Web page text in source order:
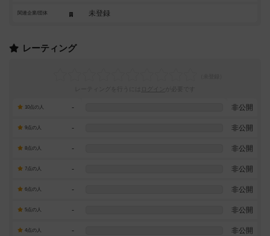
関連企業/団体 未登録
レーティング
10点の人 - 非公開
9点の人 - 非公開
8点の人 - 非公開
7点の人 - 非公開
6点の人 - 非公開
5点の人 - 非公開
4点の人 - 非公開